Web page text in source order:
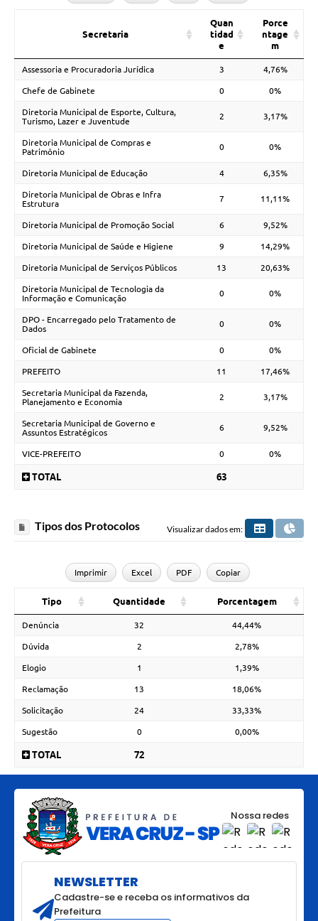
Secretaria
Quan
tidad
e
Porce
ntage
m
Assessoria e Procuradoria Jurídica 3 4,76%
Chefe de Gabinete 0 0%
Diretoria Municipal de Esporte, Cultura,
Turismo, Lazer e Juventude
2 3,17%
Diretoria Municipal de Compras e
Patrimônio
0 0%
Diretoria Municipal de Educação 4 6,35%
Diretoria Municipal de Obras e Infra
Estrutura
7 11,11%
Diretoria Municipal de Promoção Social 6 9,52%
Diretoria Municipal de Saúde e Higiene 9 14,29%
Diretoria Municipal de Serviços Públicos 13 20,63%
Diretoria Municipal de Tecnologia da
Informação e Comunicação
0 0%
DPO - Encarregado pelo Tratamento de
Dados
0 0%
Oficial de Gabinete 0 0%
PREFEITO 11 17,46%
Secretaria Municipal da Fazenda,
Planejamento e Economia
2 3,17%
Secretaria Municipal de Governo e
Assuntos Estratégicos
6 9,52%
VICE-PREFEITO 0 0%
TOTAL 63
Tipos dos Protocolos Visualizar dados em:
Imprimir Excel PDF Copiar
Tipo Quantidade Porcentagem
Denúncia 32 44,44%
Dúvida 2 2,78%
Elogio 1 1,39%
Reclamação 13 18,06%
Solicitação 24 33,33%
Sugestão 0 0,00%
TOTAL 72
Nossa redes
NEWSLETTER
Cadastre-se e receba os informativos da
Prefeitura